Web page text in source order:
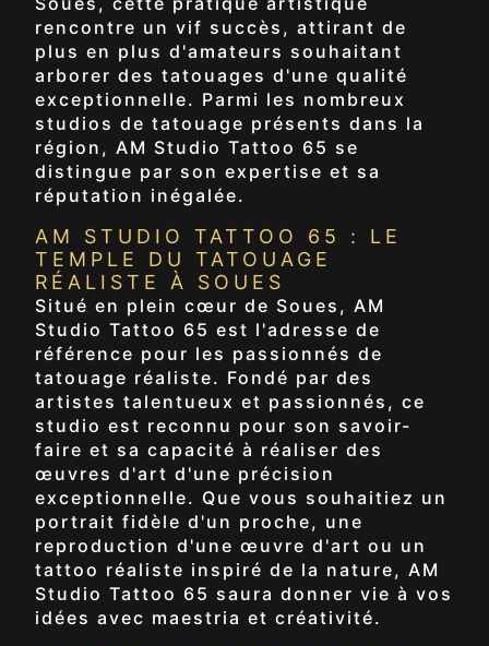
rencontre un vif succès, attirant de
plus en plus d'amateurs souhaitant
arborer des tatouages d'une qualité
exceptionnelle. Parmi les nombreux
studios de tatouage présents dans la
région, AM Studio Tattoo 65 se
distingue par son expertise et sa
réputation inégalée.
AM STUDIO TATTOO 65 : LE
TEMPLE DU TATOUAGE
RÉALISTE À SOUES
Situé en plein cœur de Soues, AM
Studio Tattoo 65 est l'adresse de
référence pour les passionnés de
tatouage réaliste. Fondé par des
artistes talentueux et passionnés, ce
studio est reconnu pour son savoir-
faire et sa capacité à réaliser des
œuvres d'art d'une précision
exceptionnelle. Que vous souhaitiez un
portrait fidèle d'un proche, une
reproduction d'une œuvre d'art ou un
tattoo réaliste inspiré de la nature, AM
Studio Tattoo 65 saura donner vie à vos
idées avec maestria et créativité.